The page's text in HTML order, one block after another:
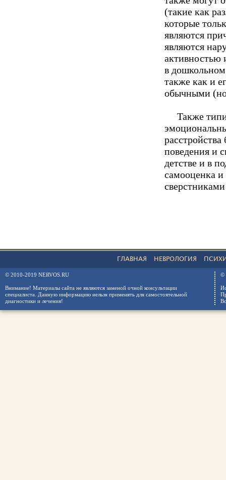
(такие как
которые
являются
являются
активностью
в дошкольном
также как и
обычными
Также
поведения и
детстве и в
самооценка
сверстниками
ГЛАВНАЯ НЕВРОЛОГИЯ
© 2010-2019 NERVOS.RU
Внимание! Материалы сайта не являются заменой очной консультации
специалиста. Данную информацию нельзя применять для самостоятельной
диагностики и лечения!
©